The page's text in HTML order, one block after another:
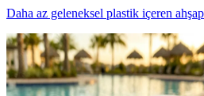
Daha az geleneksel plastik içeren